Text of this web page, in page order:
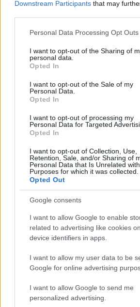
Downstream Participants that may
Please note that this website/app uses
not limited to your visit or usage
grant or deny consent to Google and its
use your data for below specified
consent section.
Personal Data Processing Opt Outs
I want to opt-out of the Sharing of
personal data.
Opted In
I want to opt-out of the Sale of my
Personal Data.
Opted In
I want to opt-out of processing my
Personal Data for Targeted
Opted In
I want to opt-out of Collection, Use,
Retention, Sale, and/or Sharing of
Personal Data that Is Unrelated
Purposes for which it was collected.
Opted Out
Google consents
I want to allow Google to enable
related to advertising like cookies
device identifiers in apps.
I want to allow my user data to be
Google for online advertising
I want to allow Google to send me
personalized advertising.
PEOPLE